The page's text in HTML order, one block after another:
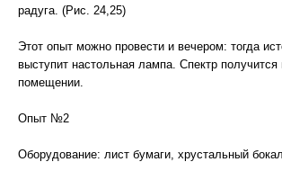
радуга. (Рис. 24,25)
Этот опыт можно провести и вечером: тогда
выступит настольная лампа. Спектр получится
помещении.
Опыт №2
Оборудование: лист бумаги, хрустальный